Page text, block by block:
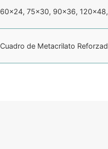
60×24, 75×30, 90×36,
Cuadro de Metacrilato